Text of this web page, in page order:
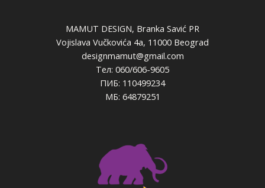
MAMUT DESIGN, Branka Savić PR
Vojislava Vučkovića 4a, 11000 Beograd
designmamut@gmail.com
Тел: 060/606-9605
ПИБ: 110499234
МБ: 64879251